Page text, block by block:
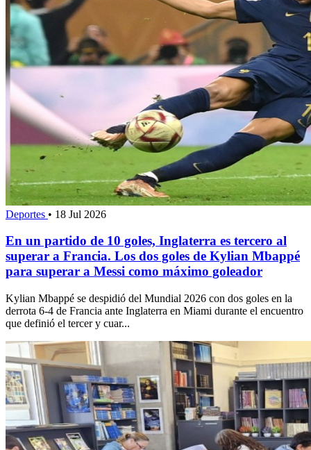
Deportes • 18 Jul 2026
En un partido de 10 goles, Inglaterra es tercero al
superar a Francia. Los dos goles de Kylian Mbappé
para superar a Messi como máximo goleador
Kylian Mbappé se despidió del Mundial 2026 con dos goles en la
derrota 6-4 de Francia ante Inglaterra en Miami durante el encuentro
que definió el tercer y cuar...